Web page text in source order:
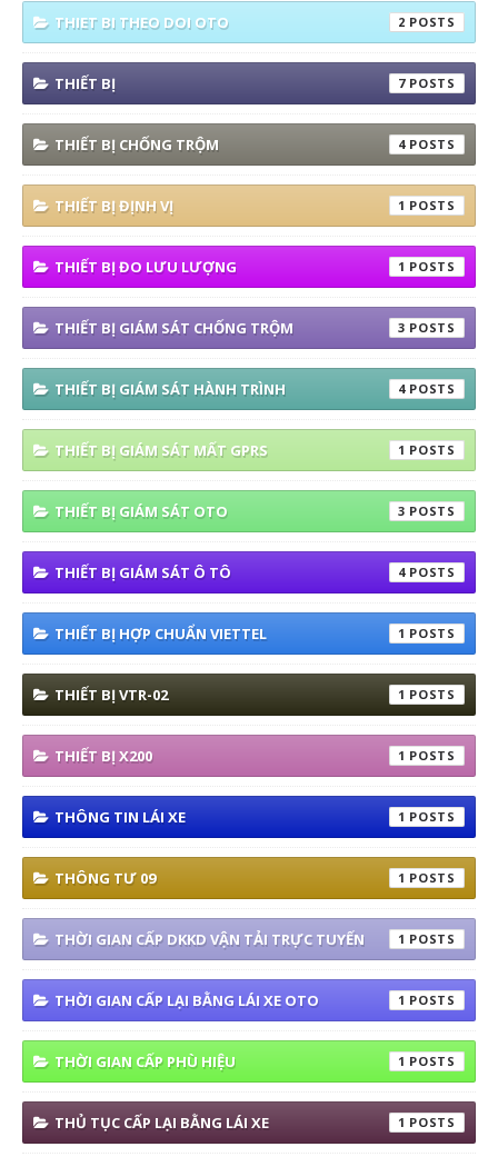
THIET BI THEO DOI OTO 2
THIẾT BỊ 7
THIẾT BỊ CHỐNG TRỘM 4
THIẾT BỊ ĐỊNH VỊ 1
THIẾT BỊ ĐO LƯU LƯỢNG 1
THIẾT BỊ GIÁM SÁT CHỐNG TRỘM 3
THIẾT BỊ GIÁM SÁT HÀNH TRÌNH 4
THIẾT BỊ GIÁM SÁT MẤT GPRS 1
THIẾT BỊ GIÁM SÁT OTO 3
THIẾT BỊ GIÁM SÁT Ô TÔ 4
THIẾT BỊ HỢP CHUẨN VIETTEL 1
THIẾT BỊ VTR-02 1
THIẾT BỊ X200 1
THÔNG TIN LÁI XE 1
THÔNG TƯ 09 1
THỜI GIAN CẤP DKKD VẬN TẢI TRỰC TUYẾN 1
THỜI GIAN CẤP LẠI BẰNG LÁI XE OTO 1
THỜI GIAN CẤP PHÙ HIỆU 1
THỦ TỤC CẤP LẠI BẰNG LÁI XE 1